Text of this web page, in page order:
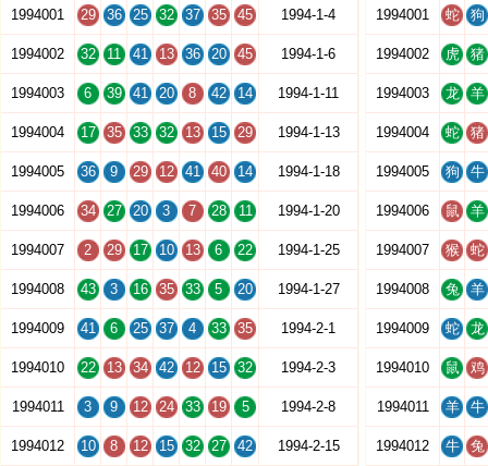
1994001 29 36 25 32 37 35 45 1994-1-4
1994002 32 11 41 13 36 20 45 1994-1-6
1994003 6 39 41 20 8 42 14 1994-1-11
1994004 17 35 33 32 13 15 29 1994-1-13
1994005 36 9 29 12 41 40 14 1994-1-18
1994006 34 27 20 3 7 28 11 1994-1-20
1994007 2 29 17 10 13 6 22 1994-1-25
1994008 43 3 16 35 33 5 20 1994-1-27
1994009 41 6 25 37 4 33 35 1994-2-1
1994010 22 13 34 42 12 15 32 1994-2-3
1994011 3 9 12 24 33 19 5 1994-2-8
1994012 10 8 12 15 32 27 42 1994-2-15
1994001 蛇 狗
1994002 虎 猪
1994003 龙 羊
1994004 蛇 猪
1994005 狗 牛
1994006 鼠 羊
1994007 猴 蛇
1994008 兔 羊
1994009 蛇 龙
1994010 鼠 鸡
1994011 羊 牛
1994012 牛 兔